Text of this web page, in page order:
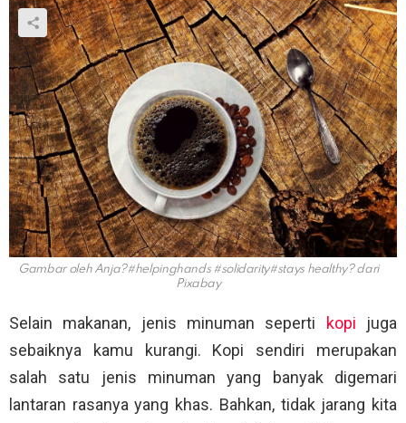
Gambar oleh Anja?#helpinghands #solidarity#stays healthy? dari
Pixabay
Selain makanan, jenis minuman seperti kopi juga
sebaiknya kamu kurangi. Kopi sendiri merupakan
salah satu jenis minuman yang banyak digemari
lantaran rasanya yang khas. Bahkan, tidak jarang kita